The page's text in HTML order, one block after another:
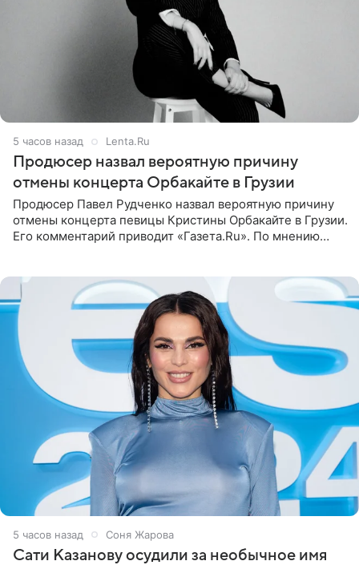
5 часов назад Lenta.Ru
Продюсер назвал вероятную причину
отмены концерта Орбакайте в Грузии
Продюсер Павел Рудченко назвал вероятную причину
отмены концерта певицы Кристины Орбакайте в Грузии.
Его комментарий приводит «Газета.Ru». По мнению
5 часов назад Соня Жарова
Сати Казанову осудили за необычное имя